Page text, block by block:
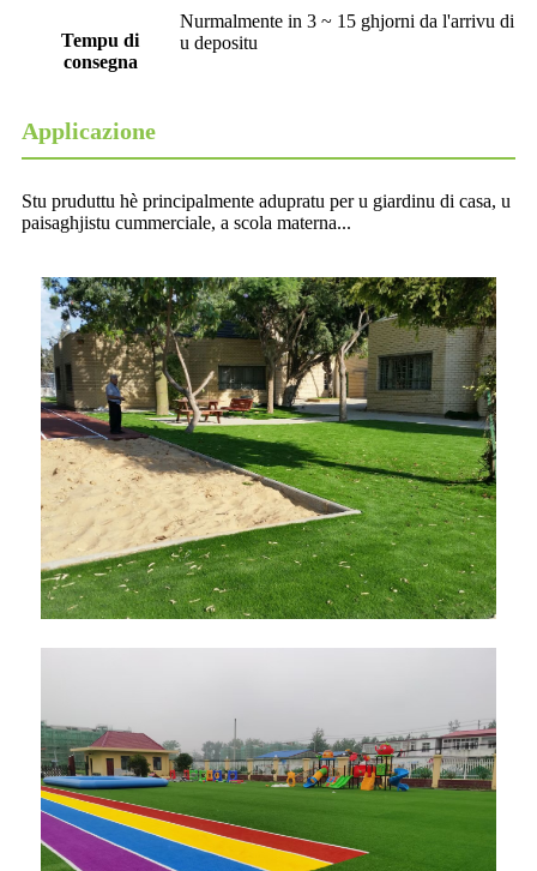
Tempu di
consegna
Nurmalmente in 3 ~ 15 ghjorni da l'arrivu di
u depositu
Applicazione
Stu pruduttu hè principalmente adupratu per u giardinu di casa, u
paisaghjistu cummerciale, a scola materna...